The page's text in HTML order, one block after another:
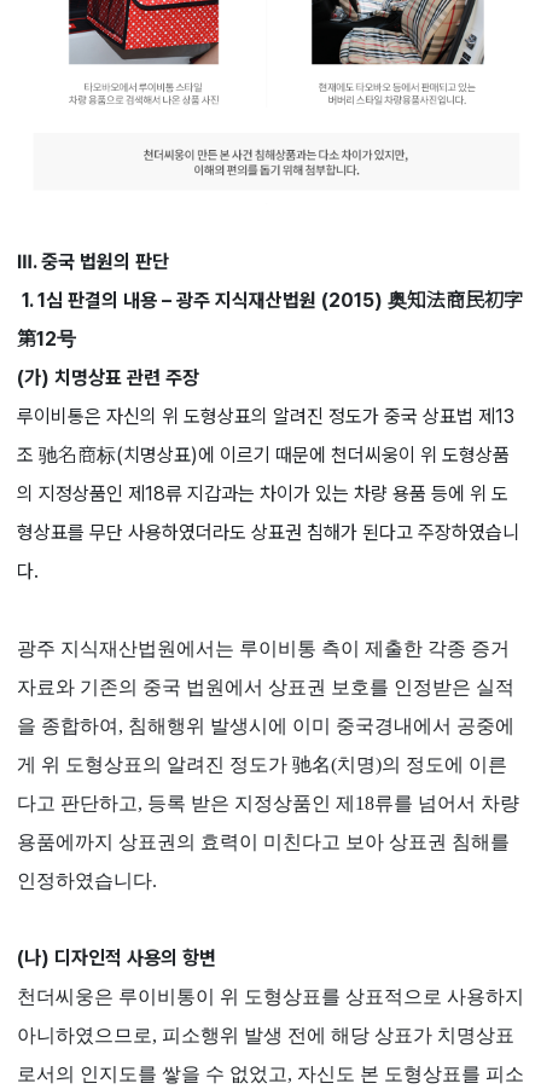
Ⅲ. 중국 법원의 판단
1. 1심 판결의 내용 – 광주 지식재산법원 (2015) 奥知法商民初字
第12号
(가) 치명상표 관련 주장
루이비통은 자신의 위 도형상표의 알려진 정도가 중국 상표법 제13
조 驰名商标(치명상표)에 이르기 때문에 천더씨웅이 위 도형상품
의 지정상품인 제18류 지갑과는 차이가 있는 차량 용품 등에 위 도
형상표를 무단 사용하였더라도 상표권 침해가 된다고 주장하였습니
다.
광주 지식재산법원에서는 루이비통 측이 제출한 각종 증거
자료와 기존의 중국 법원에서 상표권 보호를 인정받은 실적
을 종합하여, 침해행위 발생시에 이미 중국경내에서 공중에
게 위 도형상표의 알려진 정도가 驰名(치명)의 정도에 이른
다고 판단하고, 등록 받은 지정상품인 제18류를 넘어서 차량
용품에까지 상표권의 효력이 미친다고 보아 상표권 침해를
인정하였습니다.
(나) 디자인적 사용의 항변
천더씨웅은 루이비통이 위 도형상표를 상표적으로 사용하지
아니하였으므로, 피소행위 발생 전에 해당 상표가 치명상표
로서의 인지도를 쌓을 수 없었고, 자신도 본 도형상표를 피소